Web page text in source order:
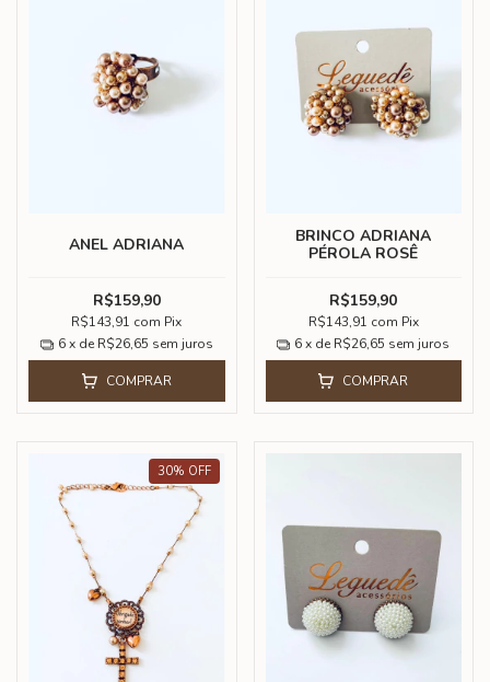
ANEL ADRIANA
R$159,90
R$143,91 com Pix
6 x de R$26,65 sem juros
COMPRAR
BRINCO ADRIANA
PÉROLA ROSÊ
R$159,90
R$143,91 com Pix
6 x de R$26,65 sem juros
COMPRAR
30% OFF